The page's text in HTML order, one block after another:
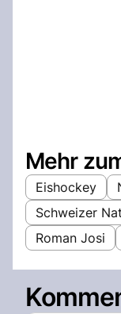
Mehr
Eishockey
Schweizer
Roman Josi